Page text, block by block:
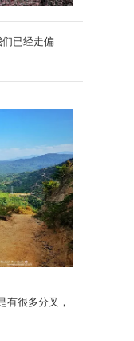
已经走偏
有很多分叉，